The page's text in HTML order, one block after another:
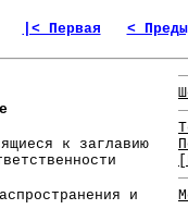
|< Первая <
к заглавию
и